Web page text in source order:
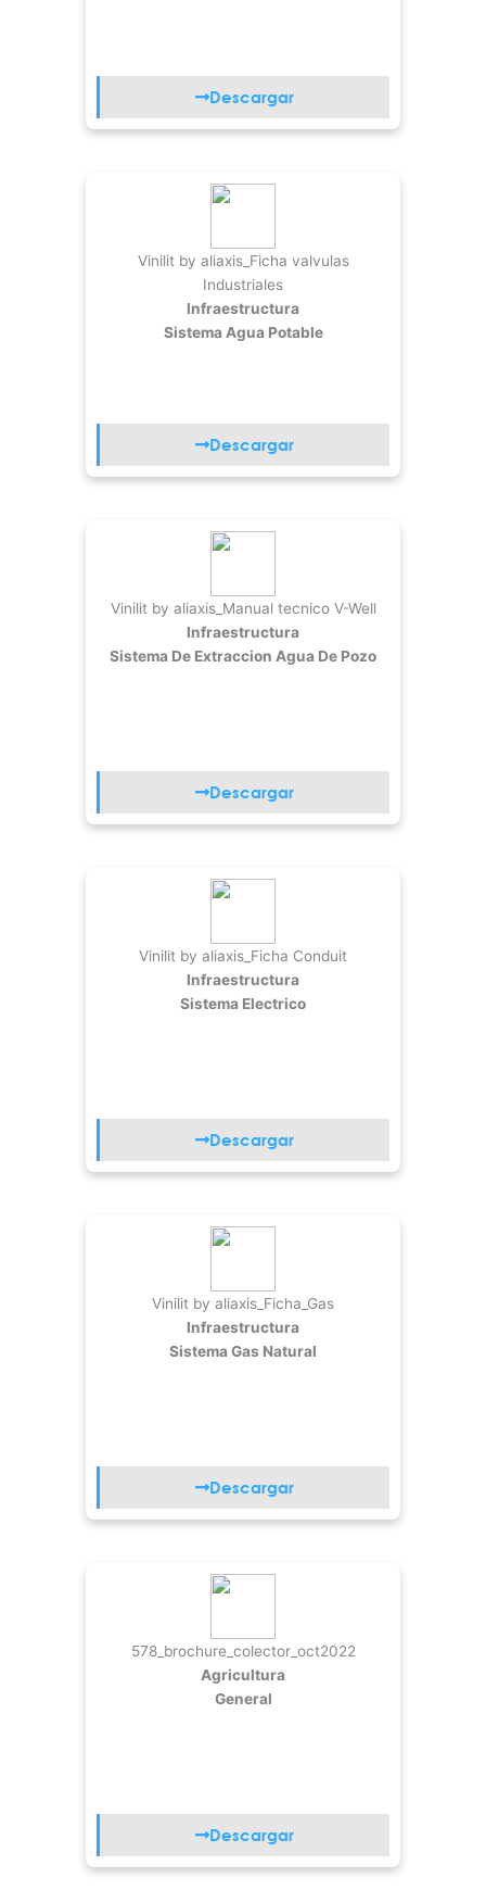
Descargar
Vinilit by aliaxis_Ficha valvulas
Industriales
Infraestructura
Sistema Agua Potable
Descargar
Vinilit by aliaxis_Manual tecnico V-Well
Infraestructura
Sistema De Extraccion Agua De Pozo
Descargar
Vinilit by aliaxis_Ficha Conduit
Infraestructura
Sistema Electrico
Descargar
Vinilit by aliaxis_Ficha_Gas
Infraestructura
Sistema Gas Natural
Descargar
578_brochure_colector_oct2022
Agricultura
General
Descargar